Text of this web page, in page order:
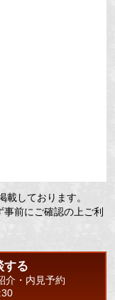
しております。
前にご確認の上ご利
する
介・内見予約